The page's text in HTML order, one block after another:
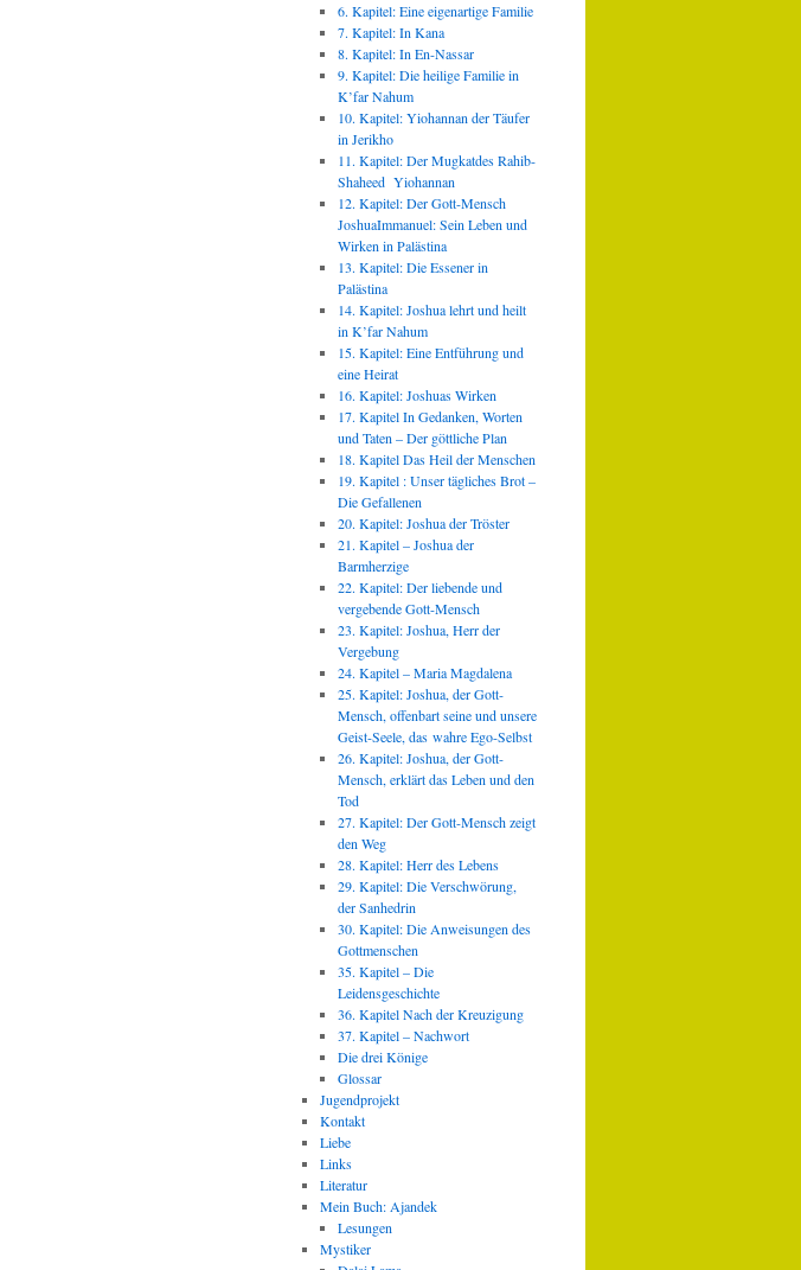
6. Kapitel: Eine eigenartige Familie
7. Kapitel: In Kana
8. Kapitel: In En-Nassar
9. Kapitel: Die heilige Familie in
K’far Nahum
10. Kapitel: Yiohannan der Täufer
in Jerikho
11. Kapitel: Der Mugkatdes Rahib-
Shaheed Yiohannan
12. Kapitel: Der Gott-Mensch
JoshuaImmanuel: Sein Leben und
Wirken in Palästina
13. Kapitel: Die Essener in
Palästina
14. Kapitel: Joshua lehrt und heilt
in K’far Nahum
15. Kapitel: Eine Entführung und
eine Heirat
16. Kapitel: Joshuas Wirken
17. Kapitel In Gedanken, Worten
und Taten – Der göttliche Plan
18. Kapitel Das Heil der Menschen
19. Kapitel : Unser tägliches Brot –
Die Gefallenen
20. Kapitel: Joshua der Tröster
21. Kapitel – Joshua der
Barmherzige
22. Kapitel: Der liebende und
vergebende Gott-Mensch
23. Kapitel: Joshua, Herr der
Vergebung
24. Kapitel – Maria Magdalena
25. Kapitel: Joshua, der Gott-
Mensch, offenbart seine und unsere
Geist-Seele, das wahre Ego-Selbst
26. Kapitel: Joshua, der Gott-
Mensch, erklärt das Leben und den
Tod
27. Kapitel: Der Gott-Mensch zeigt
den Weg
28. Kapitel: Herr des Lebens
29. Kapitel: Die Verschwörung,
der Sanhedrin
30. Kapitel: Die Anweisungen des
Gottmenschen
35. Kapitel – Die
Leidensgeschichte
36. Kapitel Nach der Kreuzigung
37. Kapitel – Nachwort
Die drei Könige
Glossar
Jugendprojekt
Kontakt
Liebe
Links
Literatur
Mein Buch: Ajandek
Lesungen
Mystiker